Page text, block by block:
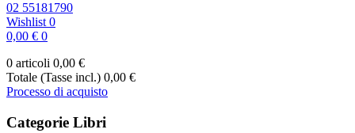
02 55181790
Wishlist 0
0,00 € 0
0 articoli 0,00 €
Totale (Tasse incl.) 0,00 €
Processo di acquisto
Categorie Libri